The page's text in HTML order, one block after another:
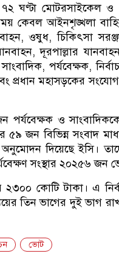
৭২ ঘণ্টা মোটরসাইকেল ও
কেবল আইনশৃঙ্খলা
ওষুধ, চিকিৎসা
দূরপাল্লার যানবাহন,
পর্যবেক্ষক,
মহাসড়কের সংযোগ
পর্যবেক্ষক ও
জন বিভিন্ন সংবাদ
দিয়েছে ইসি।
সংস্থার ২০২৫৬ জন
২৩০০ কোটি টাকা। এ
তিন ভাগের দুই ভাগ
ভোট